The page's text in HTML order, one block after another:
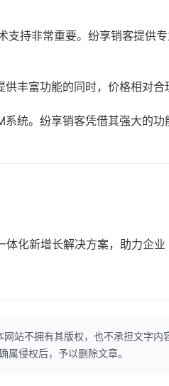
支持非常重要。纷享销客提供
丰富功能的同时，价格相对合
统。纷享销客凭借其强大的
化新增长解决方案，助力企业
站不拥有其版权，也不承担文字内
属侵权后，予以删除文章。